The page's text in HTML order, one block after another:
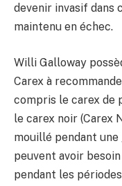
devenir invasif dans
maintenu en échec.
Willi Galloway
Carex à
compris le carex de
le carex noir (Carex
mouillé pendant une
peuvent avoir
pendant les